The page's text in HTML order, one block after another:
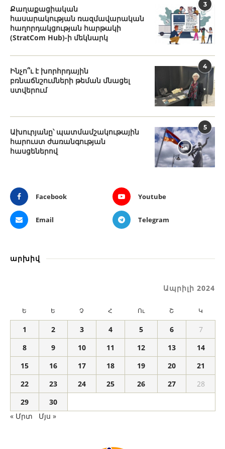
3
Քաղաքացիական
հասարակության ռազմավարական
հաղորդակցության հարթակի
(StratCom Hub)-ի մեկնարկ
4
Ինչո՞ւ է խորհրդային
բռնաճնշումների թեման մնացել
ստվերում
5
Ախուրյանը՝ պատմամշակութային
հարուստ ժառանգության
հասցեներով
Facebook Youtube
Email Telegram
արխիվ
Ապրիլի 2024
Ե Ե Չ Հ Ու Շ Կ
1 2 3 4 5 6
7
8
9 10 11 12 13
14
15
16 17 18 19 20
21
22
23 24 25 26 27
28
29
30
« Մրտ
Մյս »